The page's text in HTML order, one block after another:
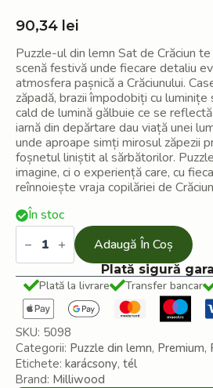
90,34 lei
Puzzle-ul din lemn Sat de Crăciun
scenă festivă unde fiecare detaliu
atmosfera pașnică a Crăciunului.
zăpadă, brazii împodobiți cu
cald de lumină gălbuie ce se
iarnă din depărtare dau viață unei
unde aproape simți mirosul zăpezii
foșnetul liniștit al sărbătorilor.
imagine, ci o experiență care, cu
reînnoiește vraja copilăriei de
În stoc
Cantitate
Sat
Crăciun,
puzzle
din
lemn
Adaugă În Coș
Plată sigură
Plată la livrare
Transfer bancar
SKU: 5098
Categorii: Puzzle din lemn, Premium,
Etichete: karácsony, tél
Brand: Milliwood